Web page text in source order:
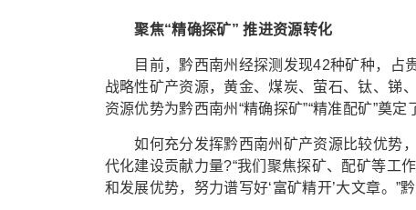
聚焦“精确探矿” 推进资源转化
目前，黔西南州经探测发现42种矿种，占
战略性矿产资源，黄金、煤炭、萤石、钛、锑
资源优势为黔西南州“精确探矿”“精准配矿”奠定
如何充分发挥黔西南州矿产资源比较优势，
代化建设贡献力量?“我们聚焦探矿、配矿等工
和发展优势，努力谱写好‘富矿精开’大文章。”